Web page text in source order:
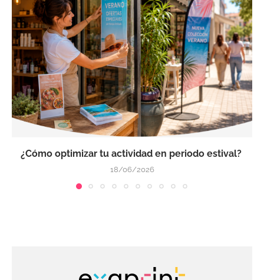
¿Cómo optimizar tu actividad en periodo estival?
18/06/2026